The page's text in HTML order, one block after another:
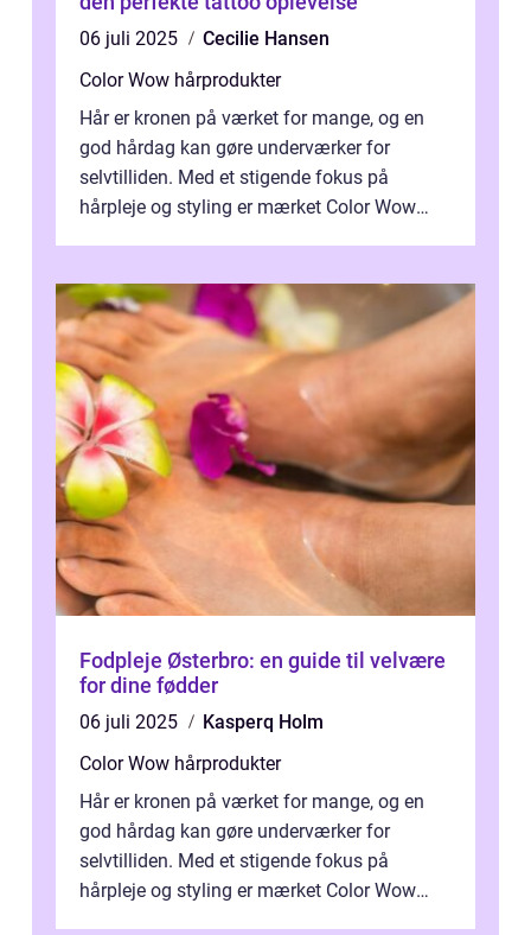
06 juli 2025
Cecilie Hansen
Color Wow hårprodukter
Hår er kronen på værket for mange, og en
god hårdag kan gøre underværker for
selvtilliden. Med et stigende fokus på
hårpleje og styling er mærket Color Wow
Fodpleje Østerbro: en guide til velvære
for dine fødder
06 juli 2025
Kasperq Holm
Color Wow hårprodukter
Hår er kronen på værket for mange, og en
god hårdag kan gøre underværker for
selvtilliden. Med et stigende fokus på
hårpleje og styling er mærket Color Wow